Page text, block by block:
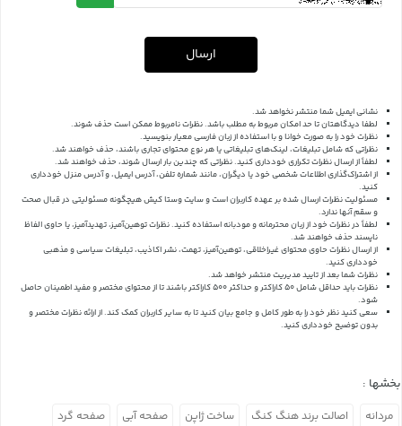
ارسال
نشانی ایمیل شما منتشر نخواهد شد.
لطفا دیدگاهتان تا حد امکان مربوط به مطلب باشد. نظرات نامربوط ممکن است حذف شوند.
نظرات خود را به صورت خوانا و با استفاده از زبان فارسی معیار بنویسید.
نظراتی که شامل تبلیغات، لینک‌های تبلیغاتی یا هر نوع محتوای تجاری باشند، حذف خواهند شد.
لطفاً از ارسال نظرات تکراری خودداری کنید. نظراتی که چندین بار ارسال شوند، حذف خواهند شد.
از اشتراک‌گذاری اطلاعات شخصی خود یا دیگران، مانند شماره تلفن، آدرس ایمیل، و آدرس منزل خودداری
کنید.
مسئولیت نظرات ارسال شده بر عهده کاربران است و سایت وستا کیش هیچگونه مسئولیتی در قبال صحت
و سقم آنها ندارد.
لطفاً در نظرات خود از زبان محترمانه و مودبانه استفاده کنید. نظرات توهین‌آمیز، تهدیدآمیز، یا حاوی الفاظ
ناپسند حذف خواهند شد.
از ارسال نظرات حاوی محتوای غیراخلاقی، توهین‌آمیز، تهمت، نشر اکاذیب، تبلیغات سیاسی و مذهبی
خودداری کنید.
نظرات شما بعد از تایید مدیریت منتشر خواهد شد.
نظرات باید حداقل شامل 50 کاراکتر و حداکثر 500 کاراکتر باشند تا از محتوای مختصر و مفید اطمینان حاصل
شود.
سعی کنید نظر خود را به طور کامل و جامع بیان کنید تا به سایر کاربران کمک کند.از ارائه نظرات مختصر و
بدون توضیح خودداری کنید.
بخشها :
مردانه اصالت برند هنگ کنگ ساخت ژاپن صفحه آبی صفحه گرد